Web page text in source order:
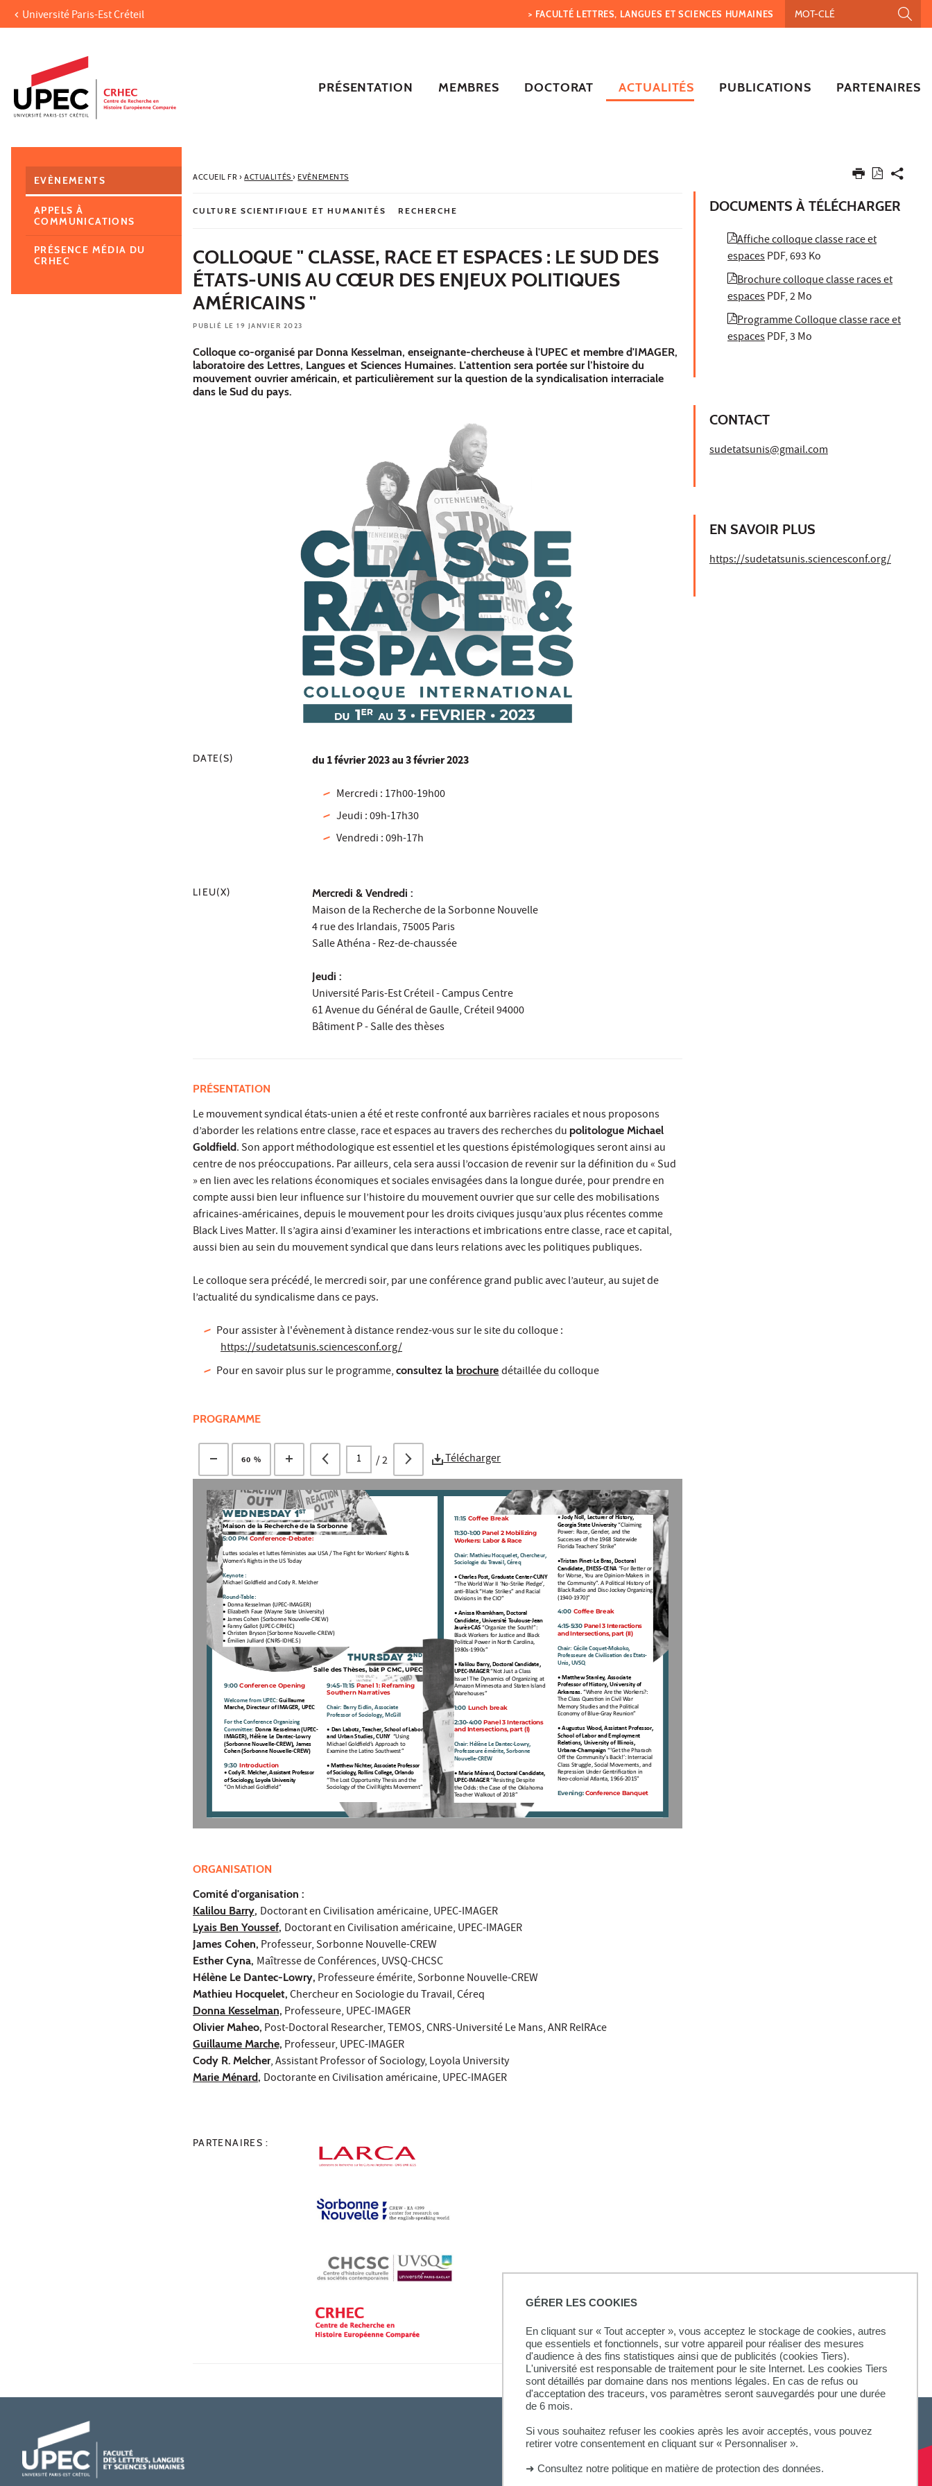
GÉRER LES COOKIES
En cliquant sur « Tout accepter », vous acceptez le stockage de cookies, autres
que essentiels et fonctionnels, sur votre appareil pour réaliser des mesures
d'audience à des fins statistiques ainsi que de publicités (cookies Tiers).
L'université est responsable de traitement pour le site Internet. Les cookies Tiers
sont détaillés par domaine dans nos mentions légales. En cas de refus ou
d'acceptation des traceurs, vos paramètres seront sauvegardés pour une durée
de 6 mois.
Si vous souhaitez refuser les cookies après les avoir acceptés, vous pouvez
retirer votre consentement en cliquant sur « Personnaliser ».
➜ Consultez notre politique en matière de protection des données.
Aller au contenu
Recherche
Navigation secondaire
Université Paris-Est Créteil > FACULTÉ LETTRES, LANGUES ET SCIENCES HUMAINES
PRÉSENTATION MEMBRES DOCTORAT ACTUALITÉS PUBLICATIONS PARTENAIRES
ACCUEIL FR› ACTUALITÉS› EVÈNEMENTS
CULTURE SCIENTIFIQUE ET HUMANITÉS RECHERCHE
COLLOQUE " CLASSE, RACE ET ESPACES : LE SUD DES
ÉTATS-UNIS AU CŒUR DES ENJEUX POLITIQUES
AMÉRICAINS "
PUBLIÉ LE 19 JANVIER 2023
Colloque co-organisé par Donna Kesselman, enseignante-chercheuse à l'UPEC et membre d'IMAGER,
laboratoire des Lettres, Langues et Sciences Humaines. L'attention sera portée sur l’histoire du
mouvement ouvrier américain, et particulièrement sur la question de la syndicalisation interraciale
dans le Sud du pays.
DATE(S) du 1 février 2023au 3 février 2023
Mercredi : 17h00-19h00
Jeudi : 09h-17h30
Vendredi : 09h-17h
LIEU(X) Mercredi & Vendredi :
Maison de la Recherche de la Sorbonne Nouvelle
4 rue des Irlandais, 75005 Paris
Salle Athéna - Rez-de-chaussée
Jeudi :
Université Paris-Est Créteil - Campus Centre
61 Avenue du Général de Gaulle, Créteil 94000
Bâtiment P - Salle des thèses
PRÉSENTATION
Le mouvement syndical états-unien a été et reste confronté aux barrières raciales et nous proposons
d’aborder les relations entre classe, race et espaces au travers des recherches du politologue Michael
Goldfield. Son apport méthodologique est essentiel et les questions épistémologiques seront ainsi au
centre de nos préoccupations. Par ailleurs, cela sera aussi l’occasion de revenir sur la définition du « Sud
» en lien avec les relations économiques et sociales envisagées dans la longue durée, pour prendre en
compte aussi bien leur influence sur l’histoire du mouvement ouvrier que sur celle des mobilisations
africaines-américaines, depuis le mouvement pour les droits civiques jusqu’aux plus récentes comme
Black Lives Matter. Il s’agira ainsi d’examiner les interactions et imbrications entre classe, race et capital,
aussi bien au sein du mouvement syndical que dans leurs relations avec les politiques publiques.
Le colloque sera précédé, le mercredi soir, par une conférence grand public avec l’auteur, au sujet de
l’actualité du syndicalisme dans ce pays.
Pour assister à l'évènement à distance rendez-vous sur le site du colloque :
https://sudetatsunis.sciencesconf.org/
Pour en savoir plus sur le programme,consultez la brochure détaillée du colloque
PROGRAMME
60 % /2 Télécharger
11:15 Coffee Break
11:30-1:00 Panel 2 Mobilizing
Workers: Labor & Race
Chair: Mathieu Hocquelet, Chercheur,
Sociologie du Travail, Céreq
• Charles Post, Graduate Center-CUNY
“The World War II ‘No-Strike Pledge’,
anti-Black “Hate Strikes” and Racial
Divisions in the CIO”
• Anissa Khamkham, Doctoral
Candidate, Université Toulouse-Jean
Jaurès-CAS “Organize the South!”:
Black Workers for Justice and Black
Political Power in North Carolina,
1980s-1990s”
• Kalilou Barry, Doctoral Candidate,
UPEC-IMAGER “Not Just a Class
Issue! The Dynamics of Organizing at
Amazon Minnesota and Staten Island
Warehouses”
1:00 Lunch break
2:30-4:00 Panel 3 Interactions
and Intersections, part (I)
Chair: Hélène Le Dantec-Lowry,
Professeure émérite, Sorbonne
Nouvelle-CREW
• Marie Ménard, Doctoral Candidate,
UPEC-IMAGER “Resisting Despite
the Odds: the Case of the Oklahoma
Teacher Walkout of 2018”
• Jody Noll, Lecturer of History,
Georgia State University “Claiming
Power: Race, Gender, and the
Successes of the 1968 Statewide
Florida Teachers’ Strike”
•Tristan Pinet-Le Bras, Doctoral
Candidate, EHESS-CENA “For Better or
for Worse, You are Opinion-Makers in
the Community”. A Political History of
Black Radio and Disc-Jockey Organizing
(1940-1970)”
4:00 Coffee Break
4:15-5:30 Panel 3 Interactions
and Intersections, part (II)
Chair: Cécile Coquet-Mokoko,
Professeure de Civilisation des Etats-
Unis, UVSQ
• Matthew Stanley, Associate
Professor of History, University of
Arkansas. “Where Are the Workers?:
The Class Question in Civil War
Memory Studies and the Political
Economy of Blue-Gray Reunion”
• Augustus Wood, Assistant Professor,
School of Labor and Employment
Relations, University of Illinois,
Urbana-Champaign “‘Get the Pharaoh
Off the Community’s Back!’: Interracial
Class Struggle, Social Movements, and
Repression Under Gentrification in
Neo-colonial Atlanta, 1966-2015”
Evening: Conference Banquet
Wednesday 1ST
Maison de la Recherche de la Sorbonne
THURSDAY 2nd
Salle des Thèses, bât P CMC, UPEC
9:00 Conference Opening
Welcome from UPEC: Guillaume
Marche, Directeur of IMAGER, UPEC
For the Conference Organizing
Committee: Donna Kesselman (UPEC-
IMAGER), Hélène Le Dantec-Lowry
(Sorbonne Nouvelle-CREW), James
Cohen (Sorbonne Nouvelle-CREW)
9:30 Introduction
• Cody R. Melcher, Assistant Professor
of Sociology, Loyola University
“On Michael Goldfield”
9:45-11:15 Panel 1: Reframing
Southern Narratives
Chair: Barry Eidlin, Associate
Professor of Sociology, McGill
• Dan Labotz, Teacher, School of Labor
and Urban Studies, CUNY “Using
Michael Goldfield’s Approach to
Examine the Latino Southwest”
• Matthew Nichter, Associate Professor
of Sociology, Rollins College, Orlando
“The Lost Opportunity Thesis and the
Sociology of the Civil Rights Movement”
5:00 PM Conference-Debate:
Luttes sociales et luttes féministes aux USA / The Fight for Workers’ Rights &
Women’s Rights in the US Today
Keynote :
Michael Goldfield and Cody R. Melcher
Round-Table:
• Donna Kesselman (UPEC-IMAGER)
• Elizabeth Faue (Wayne State University)
• James Cohen (Sorbonne Nouvelle-CREW)
• Fanny Gallot (UPEC-CRHEC)
• Christen Bryson (Sorbonne Nouvelle-CREW)
• Émilien Julliard (CNRS-IDHE.S)
ORGANISATION
Comité d'organisation :
Kalilou Barry, Doctorant en Civilisation américaine, UPEC-IMAGER
Lyais Ben Youssef, Doctorant en Civilisation américaine, UPEC-IMAGER
James Cohen, Professeur, Sorbonne Nouvelle-CREW
Esther Cyna, Maîtresse de Conférences, UVSQ-CHCSC
Hélène Le Dantec-Lowry, Professeure émérite, Sorbonne Nouvelle-CREW
Mathieu Hocquelet, Chercheur en Sociologie du Travail, Céreq
Donna Kesselman, Professeure, UPEC-IMAGER
Olivier Maheo, Post-Doctoral Researcher, TEMOS, CNRS-Université Le Mans, ANR RelRAce
Guillaume Marche, Professeur, UPEC-IMAGER
Cody R. Melcher, Assistant Professor of Sociology, Loyola University
Marie Ménard, Doctorante en Civilisation américaine, UPEC-IMAGER
PARTENAIRES :
DOCUMENTS À TÉLÉCHARGER
Affiche colloque classe race et
espacesPDF, 693 Ko
Brochure colloque classe races et
espacesPDF, 2 Mo
Programme Colloque classe race et
espacesPDF, 3 Mo
CONTACT
sudetatsunis@gmail.com
EN SAVOIR PLUS
https://sudetatsunis.sciencesconf.org/
EVÈNEMENTS
APPELS À
COMMUNICATIONS
PRÉSENCE MÉDIA DU
CRHEC